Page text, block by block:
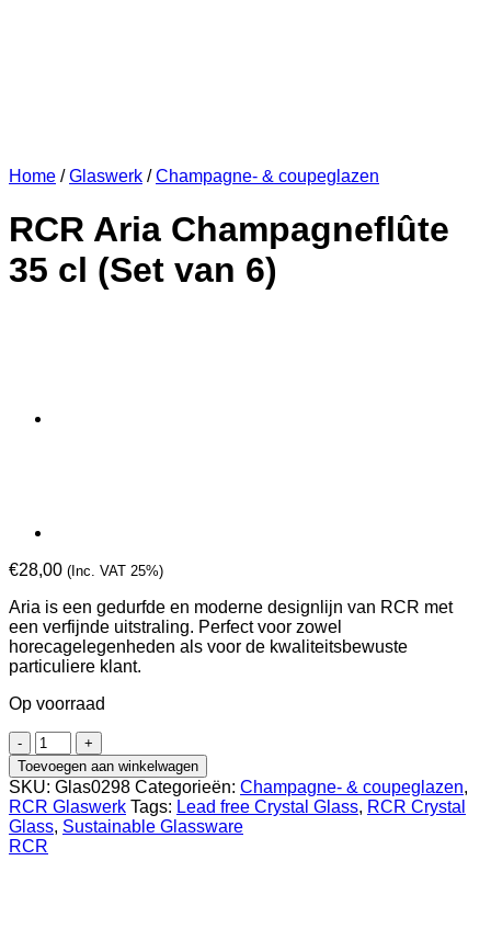
Home / Glaswerk / Champagne- & coupeglazen
RCR Aria Champagneflûte
35 cl (Set van 6)
€28,00 (Inc. VAT 25%)
Aria is een gedurfde en moderne designlijn van RCR met
een verfijnde uitstraling. Perfect voor zowel
horecagelegenheden als voor de kwaliteitsbewuste
particuliere klant.
Op voorraad
RCR
Aria
Champagneflûte
35
cl
(Set
van
Toevoegen aan winkelwagen
SKU: Glas0298 Categorieën: Champagne- & coupeglazen,
RCR Glaswerk Tags: Lead free Crystal Glass, RCR Crystal
Glass, Sustainable Glassware
RCR